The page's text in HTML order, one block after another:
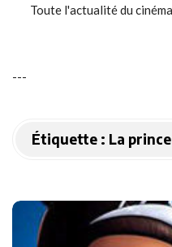
Toute l'actualité du
---
Étiquette : La